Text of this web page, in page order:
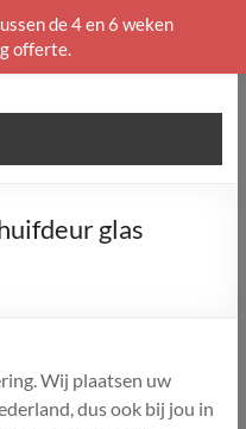
glas
Wij plaatsen uw
dus ook bij jou in
de 4 en 6 weken
offerte.